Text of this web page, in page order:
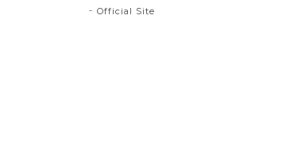
Official Site